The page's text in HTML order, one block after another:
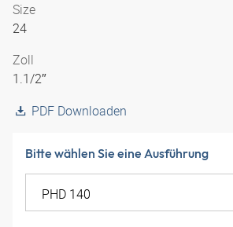
Size
24
Zoll
1.1/2″
PDF Downloaden
Bitte wählen Sie eine Ausführung